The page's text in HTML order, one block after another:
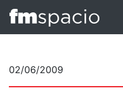
02/06/2009